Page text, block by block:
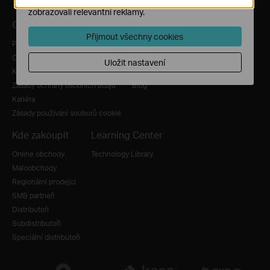
O nás
Profil společnosti
O nás
Kontaktujte nás
Zásady ochrany osobních údajů
Kariéra
Zásady používání souborů cookie
Tiskové zprávy
Novinky
Ocenění
Bezpečnostní poradenství
Blog
Kde zakoupit
Online obchody
Maloobchody
Regionální prodejci
SMB partneři
Distributoři
Subdistributoři
Speciální distributoři
Learning Center
Technology Library
zobrazovali relevantní reklamy.
Přijmout všechny cookies
Uložit nastavení